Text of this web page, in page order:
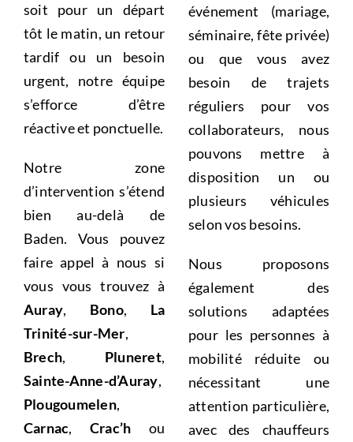
soit pour un départ
tôt le matin, un retour
tardif ou un besoin
urgent, notre équipe
s’efforce d’être
réactive et ponctuelle.
Notre zone
d’intervention s’étend
bien au-delà de
Baden. Vous pouvez
faire appel à nous si
vous vous trouvez à
Auray, Bono, La
Trinité-sur-Mer,
Brech, Pluneret,
Sainte-Anne-d’Auray,
Plougoumelen,
Carnac, Crac’h ou
événement (mariage,
séminaire, fête privée)
ou que vous avez
besoin de trajets
réguliers pour vos
collaborateurs, nous
pouvons mettre à
disposition un ou
plusieurs véhicules
selon vos besoins.
Nous proposons
également des
solutions adaptées
pour les personnes à
mobilité réduite ou
nécessitant une
attention particulière,
avec des chauffeurs